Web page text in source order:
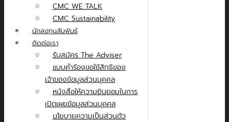
CMC WE TALK
CMC Sustainability
นักลงทุนสัมพันธ์
ติดต่อเรา
รับสมัคร The Adviser
แบบคำร้องขอใช้สิทธิของ
เจ้าของข้อมูลส่วนบุคคล
หนังสือให้ความยินยอมในการ
เปิดเผยข้อมูลส่วนบุคคล
นโยบายความเป็นส่วนตัว